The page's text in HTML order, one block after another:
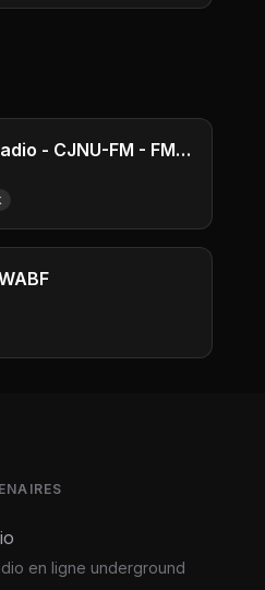
CJNU Nostalgia Radio - CJNU-FM - FM 93.7 - Winnipeg, MB
en ligne underground